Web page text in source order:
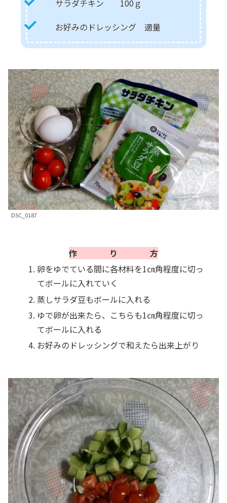
サラダチキン 100ｇ
お好みのドレッシング 適量
DSC_0187
作 り 方
卵をゆでている間に各材料を1㎝角程度に切っ
てボールに入れていく
蒸しサラダ豆もボールに入れる
ゆで卵が出来たら、こちらも1㎝角程度に切っ
てボールに入れる
お好みのドレッシングで和えたら出来上がり